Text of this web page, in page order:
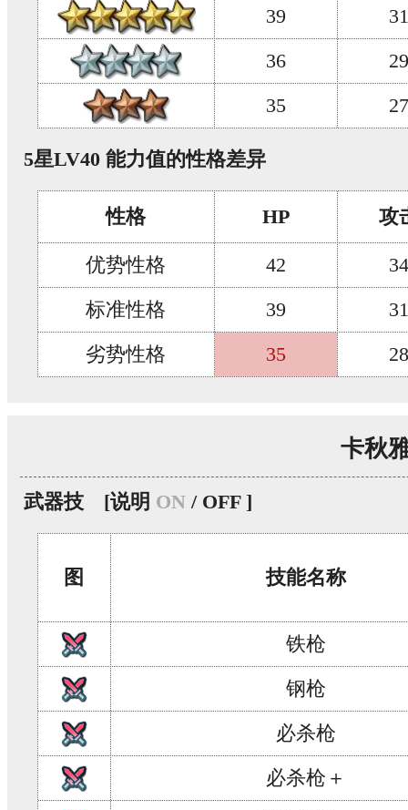
39
31
36
29
35
27
5星LV40 能力值的性格差异
性格 HP 攻
优势性格 42
34
标准性格
39
31
劣势性格
35 28
卡秋
武器技 [说明 ON / OFF ]
图 技能名称
铁枪
钢枪
必杀枪
必杀枪＋